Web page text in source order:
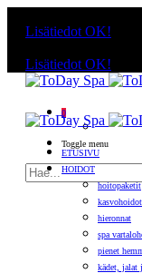
Lisätiedot OK!
Lisätiedot OK!
0
Toggle menu
ETUSIVU
HOIDOT
hoitopaketit
kasvohoidot
hieronnat
spa
pienet
kädet, jalat